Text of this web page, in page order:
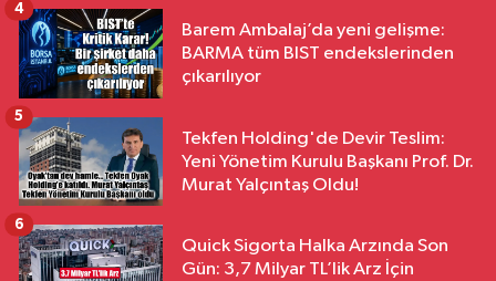
Barem Ambalaj’da yeni gelişme:
BARMA tüm BIST endekslerinden
çıkarılıyor
4
Tekfen Holding'de Devir Teslim:
Yeni Yönetim Kurulu Başkanı Prof. Dr.
Murat Yalçıntaş Oldu!
5
Quick Sigorta Halka Arzında Son
Gün: 3,7 Milyar TL’lik Arz İçin
6